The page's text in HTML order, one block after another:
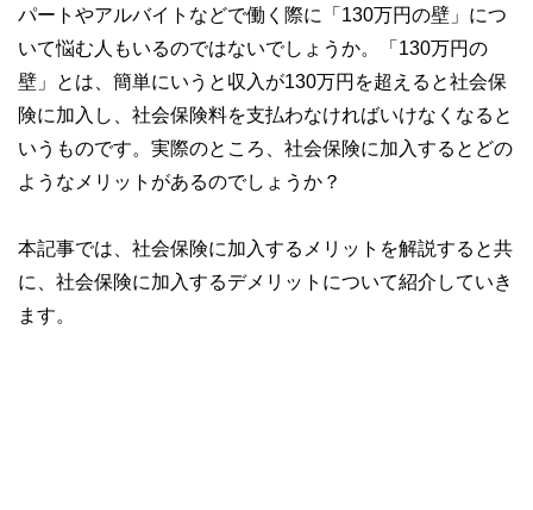
パートやアルバイトなどで働く際に「130万円の壁」につ
いて悩む人もいるのではないでしょうか。「130万円の
壁」とは、簡単にいうと収入が130万円を超えると社会保
険に加入し、社会保険料を支払わなければいけなくなると
いうものです。実際のところ、社会保険に加入するとどの
ようなメリットがあるのでしょうか？
本記事では、社会保険に加入するメリットを解説すると共
に、社会保険に加入するデメリットについて紹介していき
ます。